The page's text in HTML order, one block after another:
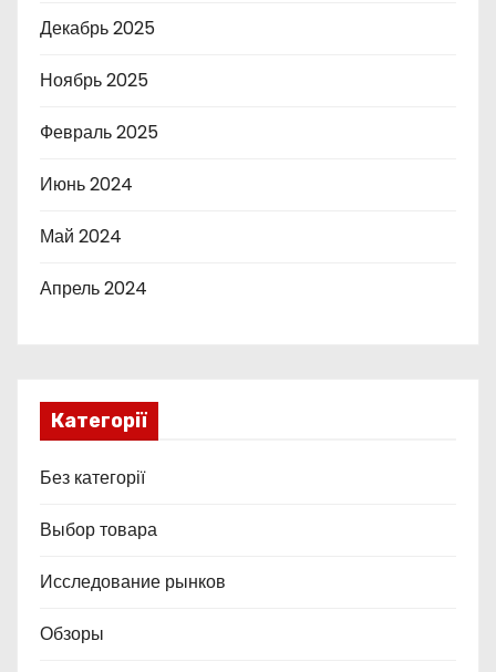
Декабрь 2025
Ноябрь 2025
Февраль 2025
Июнь 2024
Май 2024
Апрель 2024
Категорії
Без категорії
Выбор товара
Исследование рынков
Обзоры